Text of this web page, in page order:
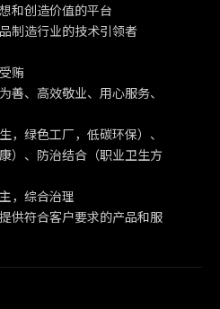
和创造价值的平台
制造行业的技术引领者
贿
善、高效敬业、用心服务、
，绿色工厂，低碳环保）、
）、防治结合（职业卫生方
，综合治理
供符合客户要求的产品和服